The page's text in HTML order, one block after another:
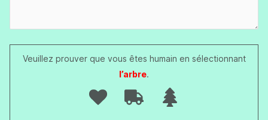
Veuillez prouver que vous êtes humain en sélectionnant
l’arbre.